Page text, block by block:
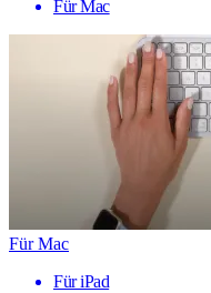
Für Mac
Für Mac
Für iPad